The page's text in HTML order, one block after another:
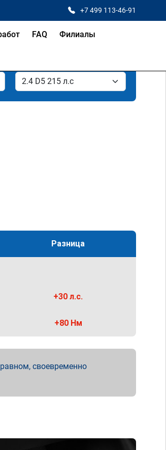
+7 499 113-46-91
FAQ Филиалы
Разница
+30 л.с.
+80 Нм
своевременно